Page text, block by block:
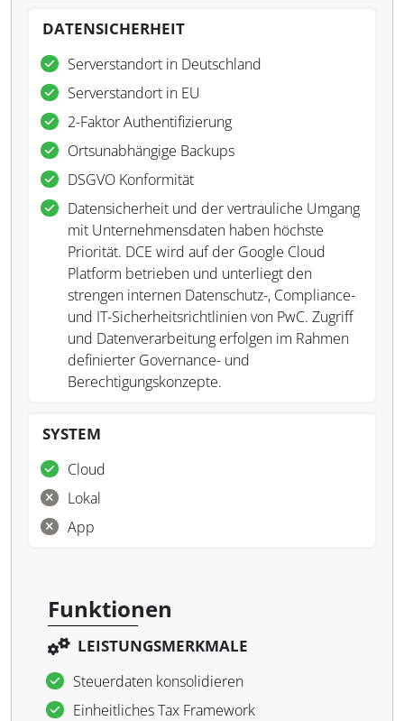
DATENSICHERHEIT
Serverstandort in Deutschland
Serverstandort in EU
2-Faktor Authentifizierung
Ortsunabhängige Backups
DSGVO Konformität
Datensicherheit und der vertrauliche Umgang
mit Unternehmensdaten haben höchste
Priorität. DCE wird auf der Google Cloud
Platform betrieben und unterliegt den
strengen internen Datenschutz-, Compliance-
und IT-Sicherheitsrichtlinien von PwC. Zugriff
und Datenverarbeitung erfolgen im Rahmen
definierter Governance- und
Berechtigungskonzepte.
SYSTEM
Cloud
Lokal
App
Funktionen
LEISTUNGSMERKMALE
Steuerdaten konsolidieren
Einheitliches Tax Framework